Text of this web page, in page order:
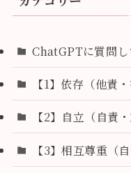
ChatGPTに質問し
【1】依存（他責
【2】自立（自責
【3】相互尊重（